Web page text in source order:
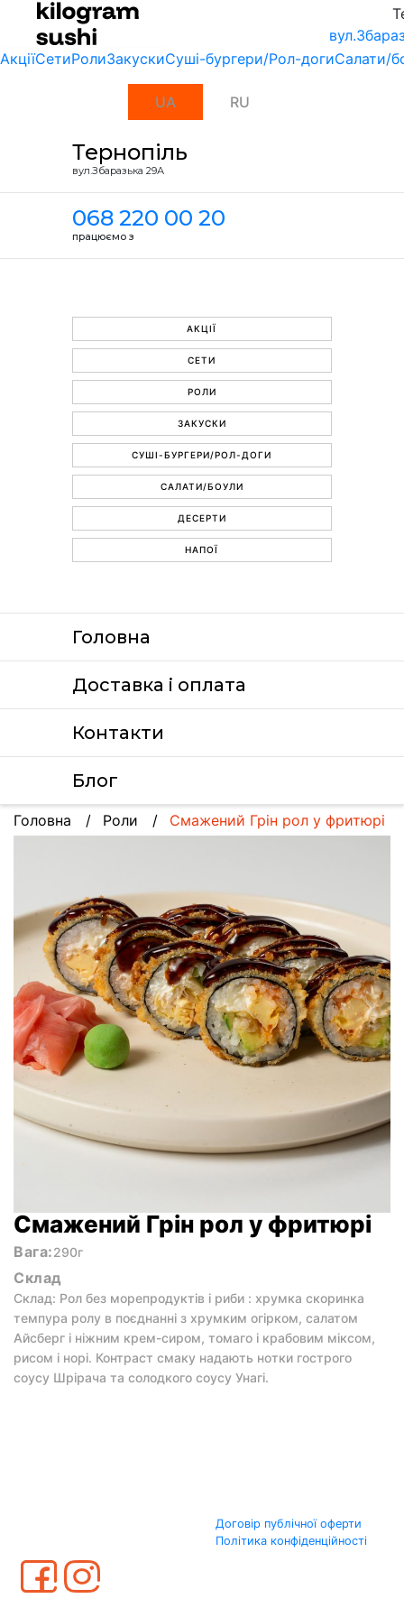
АкціїСетиРолиЗакускиСуші-бургери/Рол-догиСалати/
UA RU
Тернопіль
вул.Збаразька 29А
068 220 00 20
працюємо з
АКЦІЇ
СЕТИ
РОЛИ
ЗАКУСКИ
СУШІ-БУРГЕРИ/РОЛ-ДОГИ
САЛАТИ/БОУЛИ
ДЕСЕРТИ
НАПОЇ
Головна
Доставка i оплата
Контакти
Блог
Головна Роли Смажений Грін рол у фритюрі
Смажений Грін рол у фритюрі
Вага:290г
Склад
Склад: Рол без морепродуктів і риби : хрумка скоринка
темпура ролу в поєднанні з хрумким огірком, салатом
Айсберг і ніжним крем-сиром, томаго і крабовим міксом,
рисом і норі. Контраст смаку надають нотки гострого
соусу Шрірача та солодкого соусу Унагі.
Договір публічної оферти
Політика конфіденційності